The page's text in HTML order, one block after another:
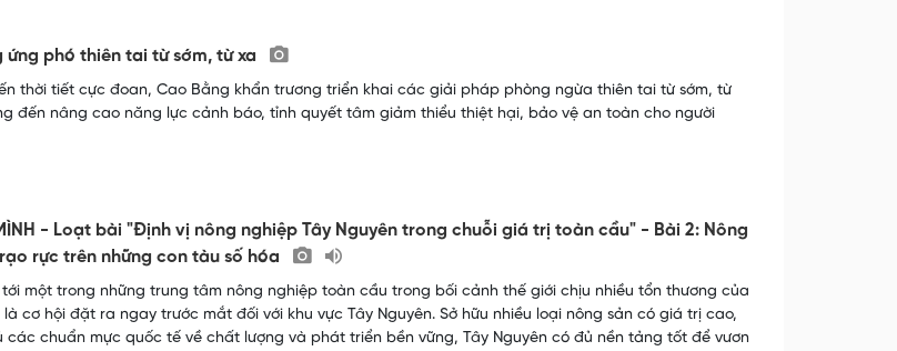
ứng phó thiên tai từ sớm, từ xa
thời tiết cực đoan, Cao Bằng khẩn trương triển khai các giải pháp phòng ngừa thiên tai từ sớm, từ
đến nâng cao năng lực cảnh báo, tỉnh quyết tâm giảm thiểu thiệt hại, bảo vệ an toàn cho người
MÌNH - Loạt bài "Định vị nông nghiệp Tây Nguyên trong chuỗi giá trị toàn cầu" - Bài 2: Nông
rực trên những con tàu số hóa
tới một trong những trung tâm nông nghiệp toàn cầu trong bối cảnh thế giới chịu nhiều tổn thương của
cơ hội đặt ra ngay trước mắt đối với khu vực Tây Nguyên. Sở hữu nhiều loại nông sản có giá trị cao,
các chuẩn mực quốc tế về chất lượng và phát triển bền vững, Tây Nguyên có đủ nền tảng tốt để vươn